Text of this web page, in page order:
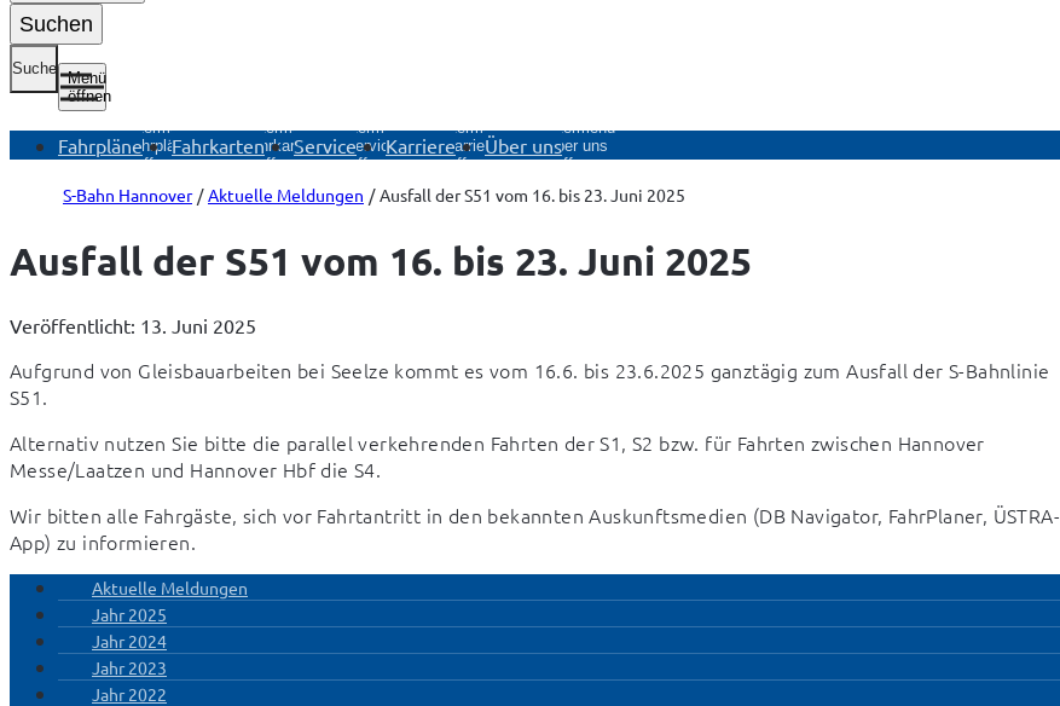
Suchen
Suche
Menü
öffnen
Fahrpläne
Untermenü
Fahrpläne
öffnen
Fahrkarten
Untermenü
Fahrkarten
öffnen
Service
Untermenü
Service
öffnen
Karriere
Untermenü
Karriere
öffnen
Über uns
Untermenü
Über uns
öffnen
S-Bahn Hannover Aktuelle Meldungen Ausfall der S51 vom 16. bis 23. Juni 2025
Ausfall der S51 vom 16. bis 23. Juni 2025
Veröffentlicht: 13. Juni 2025
Aufgrund von Gleisbauarbeiten bei Seelze kommt es vom 16.6. bis 23.6.2025 ganztägig zum Ausfall der S-Bahnlinie
S51.
Alternativ nutzen Sie bitte die parallel verkehrenden Fahrten der S1, S2 bzw. für Fahrten zwischen Hannover
Messe/Laatzen und Hannover Hbf die S4.
Wir bitten alle Fahrgäste, sich vor Fahrtantritt in den bekannten Auskunftsmedien (DB Navigator, FahrPlaner, ÜSTRA-
App) zu informieren.
Aktuelle Meldungen
Jahr 2025
Jahr 2024
Jahr 2023
Jahr 2022